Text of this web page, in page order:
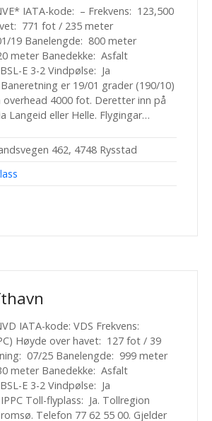
IATA-kode: – Frekvens: 123,500
771 fot / 235 meter
19 Banelengde: 800 meter
meter Banedekke: Asfalt
E 3-2 Vindpølse: Ja
er 19/01 grader (190/10)
overhead 4000 fot. Deretter inn på
Langeid eller Helle. Flygingar…
462, 4748 Rysstad
IATA-kode: VDS Frekvens:
Høyde over havet: 127 fot / 39
07/25 Banelengde: 999 meter
meter Banedekke: Asfalt
E 3-2 Vindpølse: Ja
Toll-flyplass: Ja. Tollregion
Telefon 77 62 55 00. Gjelder